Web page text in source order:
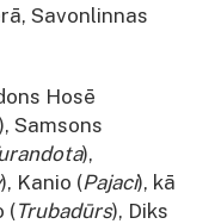
Savonlinnas
Hosē
), Samsons
),
), Kanio (Pajaci), kā
(Trubadūrs), Diks